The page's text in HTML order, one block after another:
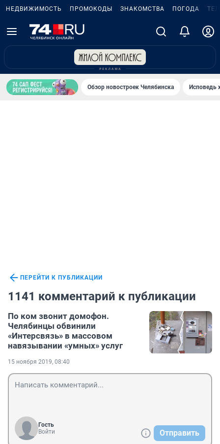
НЕДВИЖИМОСТЬ ПРОМОКОДЫ ЗНАКОМСТВА ПОГОДА
Обзор новостроек Челябинска Исповедь
ПЕРЕЙТИ К ПУБЛИКАЦИИ
1141 комментарий к публикации
По ком звонит домофон.
Челябинцы обвинили
«Интерсвязь» в массовом
навязывании «умных» услуг
15 ноября 2019, 08:40
Гость
Войти
Отправить